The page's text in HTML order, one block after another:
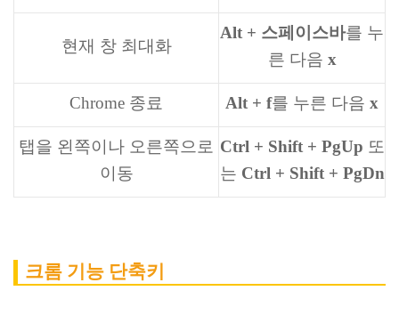
현재 창 최대화
Alt + 스페이스바를 누
른 다음 x
Chrome 종료 Alt + f를 누른 다음 x
탭을 왼쪽이나 오른쪽으로
이동
Ctrl + Shift + PgUp 또
는 Ctrl + Shift + PgDn
크롬 기능 단축키